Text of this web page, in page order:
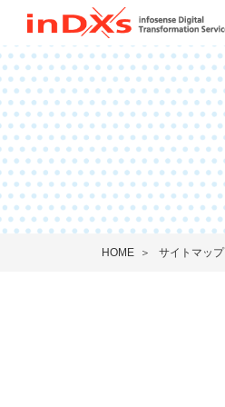
HOME サイトマップ